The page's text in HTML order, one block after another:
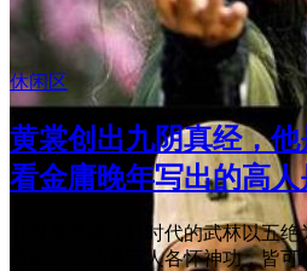
休闲区
黄裳创出九阴真经，
看金庸晚年写出的高人
《射雕英雄传》时代的武林以五
西毒、中神通五人各怀神功，皆